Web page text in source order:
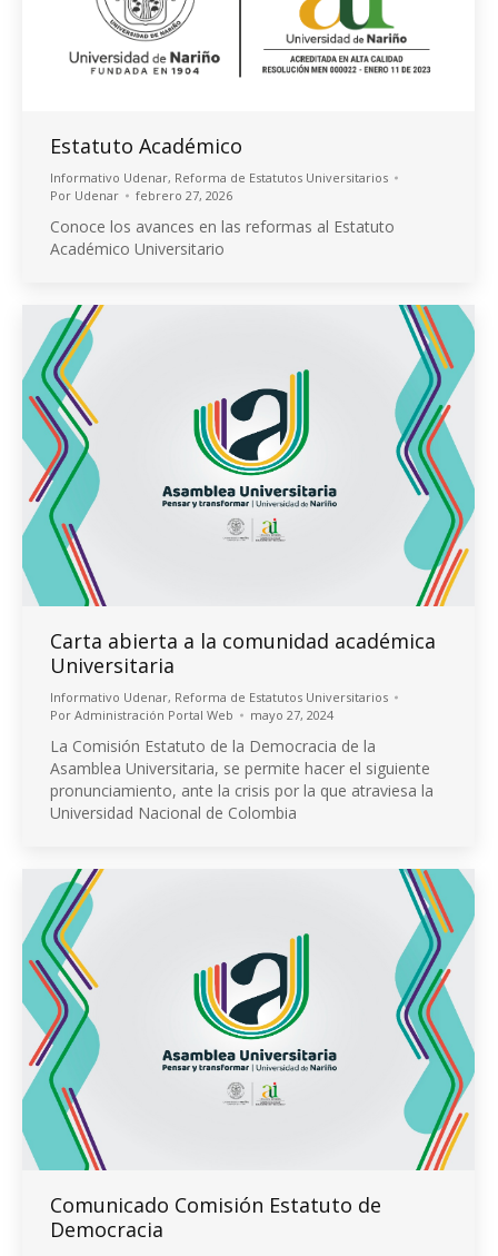
Estatuto Académico
Informativo Udenar, Reforma de Estatutos Universitarios
Por Udenar febrero 27, 2026
Conoce los avances en las reformas al Estatuto
Académico Universitario
Carta abierta a la comunidad académica
Universitaria
Informativo Udenar, Reforma de Estatutos Universitarios
Por Administración Portal Web mayo 27, 2024
La Comisión Estatuto de la Democracia de la
Asamblea Universitaria, se permite hacer el siguiente
pronunciamiento, ante la crisis por la que atraviesa la
Universidad Nacional de Colombia
Comunicado Comisión Estatuto de
Democracia